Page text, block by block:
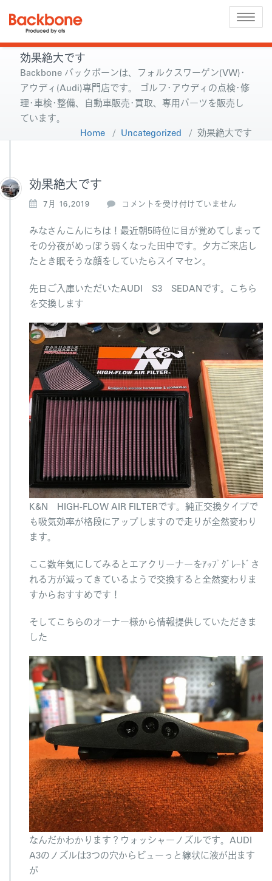
Toggle
効果絶大です
Backbone バックボーンは、フォルクスワーゲン(VW)･
アウディ(Audi)専門店です。 ゴルフ･アウディの点検･修
理･車検･整備、自動車販売･買取、専用パーツを販売し
ています。
Home / Uncategorized / 効果絶大です
効果絶大です
7月 16,2019
効
絶
大
で
す
コメントを受け付けていません
みなさんこんにちは！最近朝5時位に目が覚めてしまって
その分夜がめっぽう弱くなった田中です。夕方ご来店し
たとき眠そうな顔をしていたらスイマセン。
先日ご入庫いただいたAUDI S3 SEDANです。こちら
を交換します
K&N HIGH-FLOW AIR FILTERです。純正交換タイプで
も吸気効率が格段にアップしますので走りが全然変わり
ます。
ここ数年気にしてみるとエアクリーナーをｱｯﾌﾟｸﾞﾚｰﾄﾞさ
れる方が減ってきているようで交換すると全然変わりま
すからおすすめです！
そしてこちらのオーナー様から情報提供していただきま
した
なんだかわかります？ウォッシャーノズルです。AUDI
A3のノズルは3つの穴からビューっと線状に液が出ます
が